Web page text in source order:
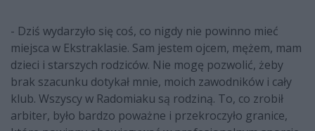
- Dziś wydarzyło się coś, co nigdy nie powinno mieć
miejsca w Ekstraklasie. Sam jestem ojcem, mężem, mam
dzieci i starszych rodziców. Nie mogę pozwolić, żeby
brak szacunku dotykał mnie, moich zawodników i cały
klub. Wszyscy w Radomiaku są rodziną. To, co zrobił
arbiter, było bardzo poważne i przekroczyło granice,